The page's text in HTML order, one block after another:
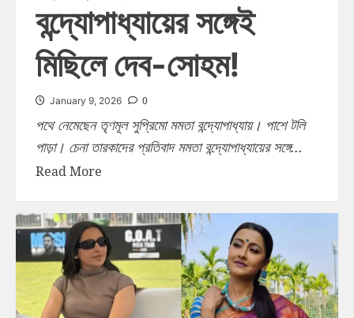
বন্দ্যোপাধ্যায়ের সঙ্গেই
মিছিলে দেব-সোহম!
January 9, 2026 0
পথে নেমেছেন তৃণমূল সুপ্রিমো মমতা বন্দ্যোপাধ্যায়। পাশে টলি
পাড়া। চেনা তারকাদের প্রতিবাদ মমতা বন্দ্যোপাধ্যায়ের সঙ্গে...
Read More